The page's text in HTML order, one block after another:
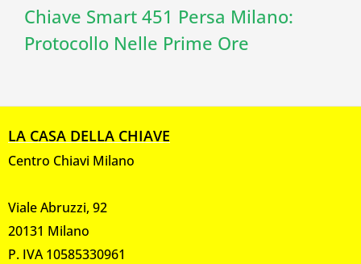
Chiave Smart 451 Persa Milano:
Protocollo Nelle Prime Ore
LA CASA DELLA CHIAVE
Centro Chiavi Milano
Viale Abruzzi, 92
20131 Milano
P. IVA 10585330961